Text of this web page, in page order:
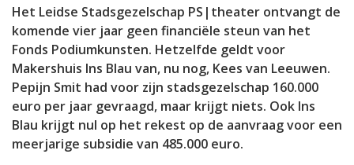
Het Leidse Stadsgezelschap PS|theater ontvangt de
komende vier jaar geen financiële steun van het
Fonds Podiumkunsten. Hetzelfde geldt voor
Makershuis Ins Blau van, nu nog, Kees van Leeuwen.
Pepijn Smit had voor zijn stadsgezelschap 160.000
euro per jaar gevraagd, maar krijgt niets. Ook Ins
Blau krijgt nul op het rekest op de aanvraag voor een
meerjarige subsidie van 485.000 euro.